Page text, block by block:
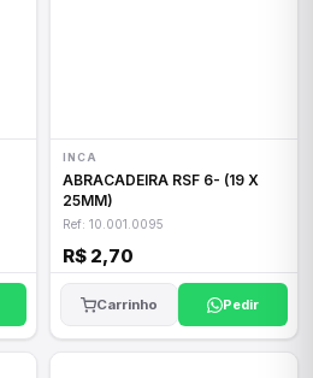
INCA
ABRACADEIRA RSF 6- (19 X
25MM)
Ref: 10.001.0095
R$ 2,70
Carrinho Pedir